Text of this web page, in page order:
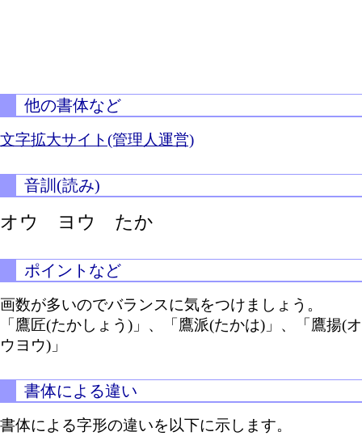
他の書体など
文字拡大サイト(管理人運営)
音訓(読み)
オウ ヨウ たか
ポイントなど
画数が多いのでバランスに気をつけましょう。
「鷹匠(たかしょう)」、「鷹派(たかは)」、「鷹揚(オ
ウヨウ)」
書体による違い
書体による字形の違いを以下に示します。